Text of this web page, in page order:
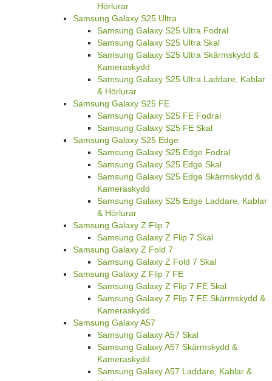
Hörlurar
Samsung Galaxy S25 Ultra
Samsung Galaxy S25 Ultra Fodral
Samsung Galaxy S25 Ultra Skal
Samsung Galaxy S25 Ultra Skärmskydd &
Kameraskydd
Samsung Galaxy S25 Ultra Laddare, Kablar
& Hörlurar
Samsung Galaxy S25 FE
Samsung Galaxy S25 FE Fodral
Samsung Galaxy S25 FE Skal
Samsung Galaxy S25 Edge
Samsung Galaxy S25 Edge Fodral
Samsung Galaxy S25 Edge Skal
Samsung Galaxy S25 Edge Skärmskydd &
Kameraskydd
Samsung Galaxy S25 Edge Laddare, Kablar
& Hörlurar
Samsung Galaxy Z Flip 7
Samsung Galaxy Z Flip 7 Skal
Samsung Galaxy Z Fold 7
Samsung Galaxy Z Fold 7 Skal
Samsung Galaxy Z Flip 7 FE
Samsung Galaxy Z Flip 7 FE Skal
Samsung Galaxy Z Flip 7 FE Skärmskydd &
Kameraskydd
Samsung Galaxy A57
Samsung Galaxy A57 Skal
Samsung Galaxy A57 Skärmskydd &
Kameraskydd
Samsung Galaxy A57 Laddare, Kablar &